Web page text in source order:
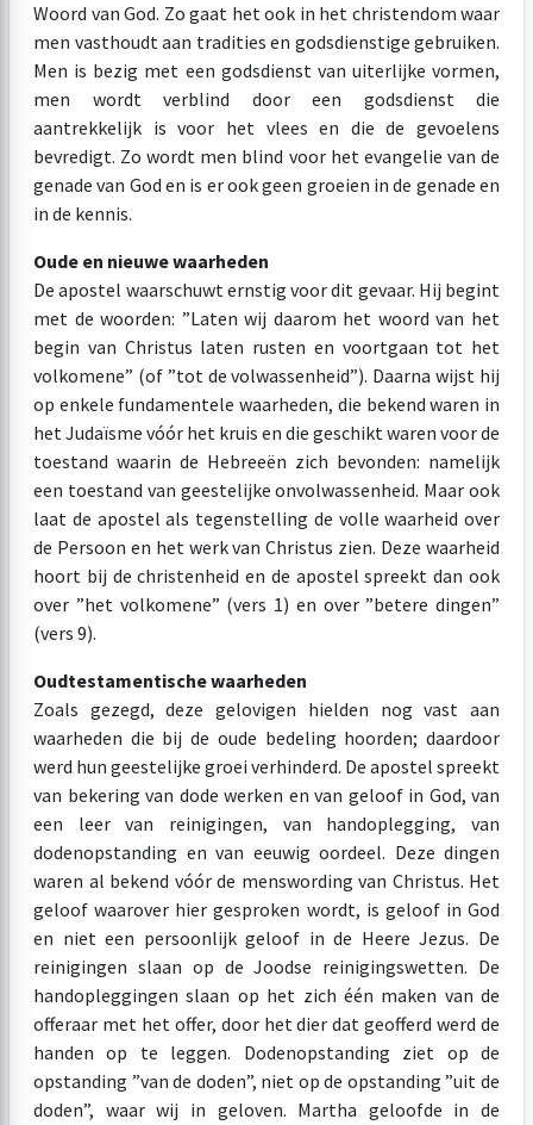
Woord van God. Zo gaat het ook in het christendom waar
men vasthoudt aan tradities en godsdienstige gebruiken.
Men is bezig met een godsdienst van uiterlijke vormen,
men wordt verblind door een godsdienst die
aantrekkelijk is voor het vlees en die de gevoelens
bevredigt. Zo wordt men blind voor het evangelie van de
genade van God en is er ook geen groeien in de genade en
in de kennis.
Oude en nieuwe waarheden
De apostel waarschuwt ernstig voor dit gevaar. Hij begint
met de woorden: ”Laten wij daarom het woord van het
begin van Christus laten rusten en voortgaan tot het
volkomene” (of ”tot de volwassenheid”). Daarna wijst hij
op enkele fundamentele waarheden, die bekend waren in
het Judaïsme vóór het kruis en die geschikt waren voor de
toestand waarin de Hebreeën zich bevonden: namelijk
een toestand van geestelijke onvolwassenheid. Maar ook
laat de apostel als tegenstelling de volle waarheid over
de Persoon en het werk van Christus zien. Deze waarheid
hoort bij de christenheid en de apostel spreekt dan ook
over ”het volkomene” (vers 1) en over ”betere dingen”
(vers 9).
Oudtestamentische waarheden
Zoals gezegd, deze gelovigen hielden nog vast aan
waarheden die bij de oude bedeling hoorden; daardoor
werd hun geestelijke groei verhinderd. De apostel spreekt
van bekering van dode werken en van geloof in God, van
een leer van reinigingen, van handoplegging, van
dodenopstanding en van eeuwig oordeel. Deze dingen
waren al bekend vóór de menswording van Christus. Het
geloof waarover hier gesproken wordt, is geloof in God
en niet een persoonlijk geloof in de Heere Jezus. De
reinigingen slaan op de Joodse reinigingswetten. De
handopleggingen slaan op het zich één maken van de
offeraar met het offer, door het dier dat geofferd werd de
handen op te leggen. Dodenopstanding ziet op de
opstanding ”van de doden”, niet op de opstanding ”uit de
doden”, waar wij in geloven. Martha geloofde in de